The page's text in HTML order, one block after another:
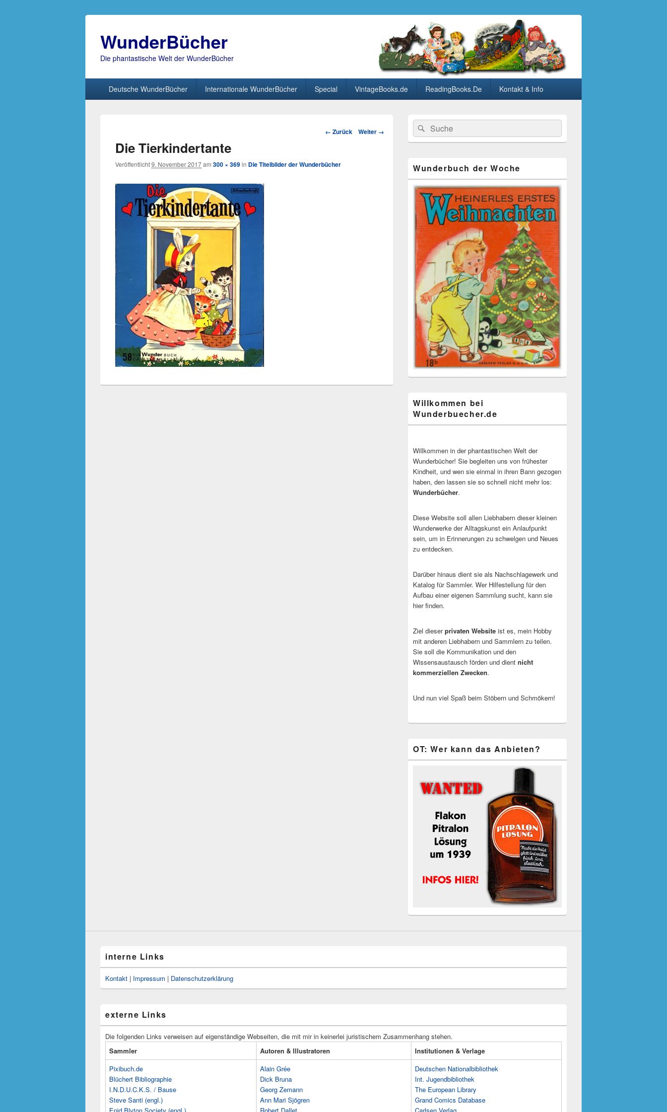
WunderBücher
Die phantastische Welt der WunderBücher
Deutsche WunderBücher Internationale WunderBücher Special VintageBooks.de ReadingBooks.De Kontakt & Info
Bild-
← Zurück Weiter →
Die Tierkindertante
Veröffentlicht9. November 2017am 300 × 369in Die Titelbilder der Wunderbücher
Primärer
Seitenleisten
Widget-
Bereich
Search
for:
Suche
Wunderbuch der Woche
Willkommen bei
Wunderbuecher.de
Willkommen in der phantastischen Welt der
Wunderbücher! Sie begleiten uns von frühester
Kindheit, und wen sie einmal in ihren Bann gezogen
haben, den lassen sie so schnell nicht mehr los:
Wunderbücher.
Diese Website soll allen Liebhabern dieser kleinen
Wunderwerke der Alltagskunst ein Anlaufpunkt
sein, um in Erinnerungen zu schwelgen und Neues
zu entdecken.
Darüber hinaus dient sie als Nachschlagewerk und
Katalog für Sammler. Wer Hilfestellung für den
Aufbau einer eigenen Sammlung sucht, kann sie
hier finden.
Ziel dieserprivaten Website ist es, mein Hobby
mit anderen Liebhabern und Sammlern zu teilen.
Sie soll die Kommunikation und den
Wissensaustausch förden und dient nicht
kommerziellen Zwecken.
Und nun viel Spaß beim Stöbern und Schmökern!
OT: Wer kann das Anbieten?
interne Links
Kontakt | Impressum | Datenschutzerklärung
externe Links
Die folgenden Links verweisen auf eigenständige Webseiten, die mit mir in keinerlei juristischem Zusammenhang stehen.
Sammler
Autoren & Illustratoren
Institutionen & Verlage
Pixibuch.de
Blüchert Bibliographie
I.N.D.U.C.K.S. / Bause
Steve Santi (engl.)
Alain Grée
Dick Bruna
Georg Zemann
Ann Mari Sjögren
Deutschen Nationalbibliothek
Int. Jugendbibliothek
The European Library
Grand Comics Database